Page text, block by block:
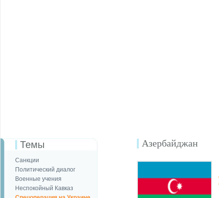
Темы
Санкции
Политический диалог
Военные учения
Неспокойный Кавказ
Азербайджан